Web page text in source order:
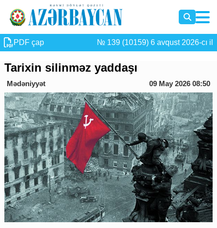
PDF çap № 139 (10159) 6 avqust 2026-cı il
Tarixin silinməz yaddaşı
Mədəniyyət 09 May 2026 08:50